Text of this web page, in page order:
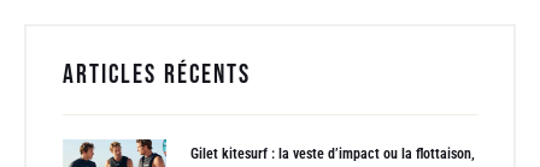
Articles récents
Gilet kitesurf : la veste d’impact ou la flottaison,